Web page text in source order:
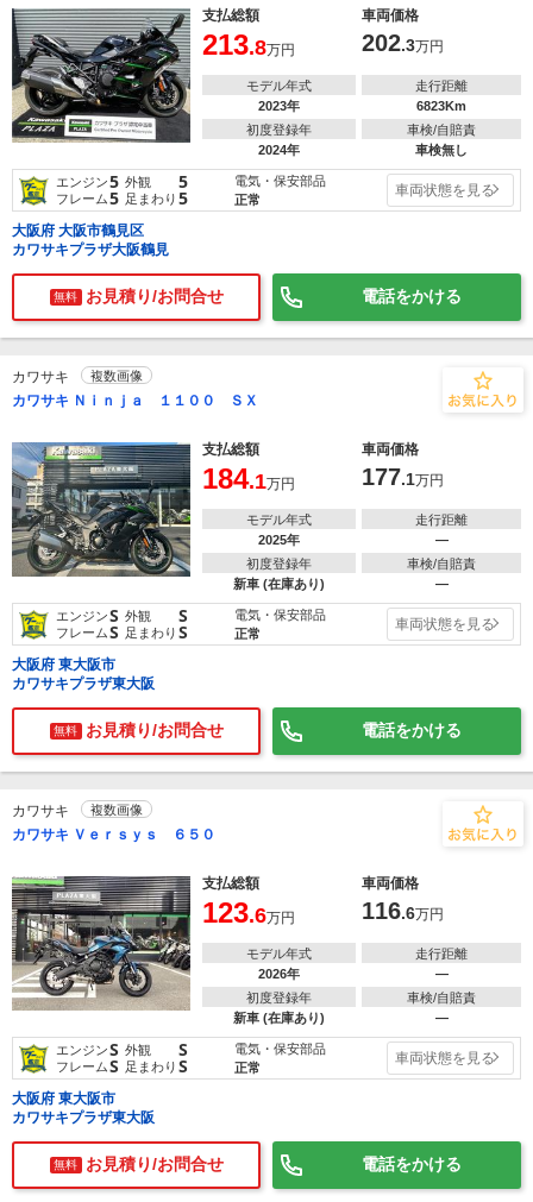
支払総額
車両価格
213.8万円 202.3万円
モデル年式
2023年
走行距離
6823Km
初度登録年
2024年
車検/自賠責
車検無し
エンジン5 外観 5
フレーム5 足まわり 5
電気・保安部品
正常
車両状態を見る
大阪府 大阪市鶴見区
カワサキプラザ大阪鶴見
無料 お見積り/お問合せ 電話をかける
カワサキ 複数画像
カワサキ Ｎｉｎｊａ １１００ ＳＸ
支払総額 車両価格
184.1万円 177.1万円
モデル年式
2025年
走行距離
―
初度登録年
新車 (在庫あり)
車検/自賠責
―
エンジンS 外観 S
フレームS 足まわり S
電気・保安部品
正常
車両状態を見る
大阪府 東大阪市
カワサキプラザ東大阪
無料 お見積り/お問合せ 電話をかける
カワサキ 複数画像
カワサキ Ｖｅｒｓｙｓ ６５０
支払総額 車両価格
123.6万円 116.6万円
モデル年式
2026年
走行距離
―
初度登録年
新車 (在庫あり)
車検/自賠責
―
エンジンS 外観 S
フレームS 足まわり S
電気・保安部品
正常
車両状態を見る
大阪府 東大阪市
カワサキプラザ東大阪
無料 お見積り/お問合せ 電話をかける